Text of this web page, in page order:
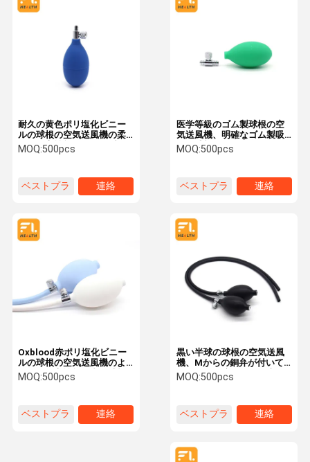
工場旅行 品質管理
私達に連絡し
ニュース
医学等級のゴム製球根の空
気送風機、明確なゴム製吸
引の球根
MOQ:500pcs
ベストプラ
連絡
耐久の黄色ポリ塩化ビニー
ルの球根の空気送風機の柔
らかい高性能OEMの発注
MOQ:500pcs
ベストプラ
連絡
黒い半球の球根の空気送風
機、Mからの銅弁が付いて
いる耐久の適用範囲が広い
圧搾の球根ポンプ
MOQ:500pcs
ベストプラ
連絡
Oxblood赤ポリ塩化ビニー
ルの球根の空気送風機のよ
い吸引、高性能の空気球根
ポンプ
MOQ:500pcs
ベストプラ
連絡